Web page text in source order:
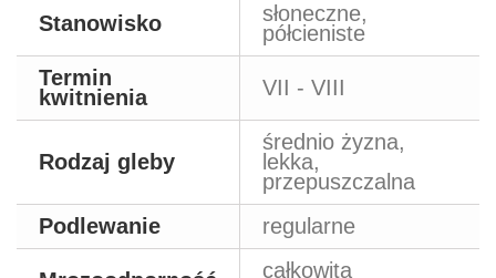
Stanowisko
słoneczne,
półcieniste
Termin
kwitnienia
VII - VIII
Rodzaj gleby
średnio żyzna,
lekka,
przepuszczalna
Podlewanie
regularne
całkowita